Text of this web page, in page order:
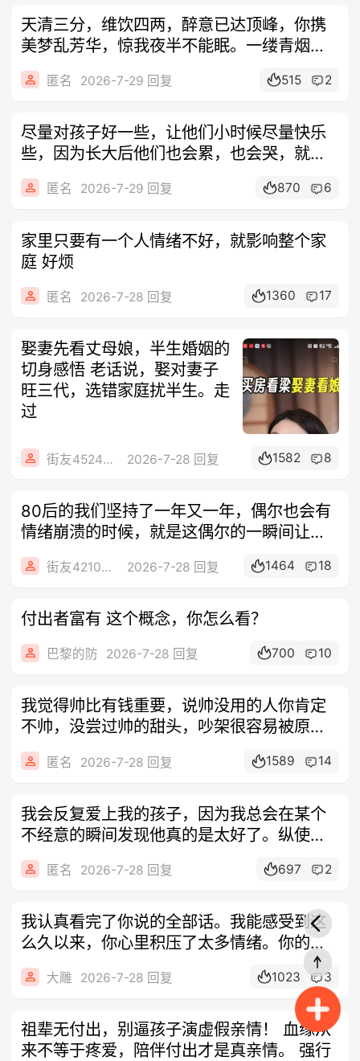
天清三分，维饮四两，醉意已达顶峰，你携
美梦乱芳华，惊我夜半不能眠。一缕青烟绕
世间
匿名 2026-7-29 回复 515 2
尽量对孩子好一些，让他们小时候尽量快乐
些，因为长大后他们也会累，也会哭，就像
现在
匿名 2026-7-29 回复 870 6
家里只要有一个人情绪不好，就影响整个家
庭 好烦
匿名 2026-7-28 回复 1360 17
娶妻先看丈母娘，半生婚姻的
切身感悟 老话说，娶对妻子
旺三代，选错家庭扰半生。走
过
街友45241742 2026-7-28 回复 1582 8
80后的我们坚持了一年又一年，偶尔也会有
情绪崩溃的时候，就是这偶尔的一瞬间让我
产
街友42102228 2026-7-28 回复 1464 18
付出者富有 这个概念，你怎么看？
巴黎的防 2026-7-28 回复 700 10
我觉得帅比有钱重要，说帅没用的人你肯定
不帅，没尝过帅的甜头，吵架很容易被原
谅，女
匿名 2026-7-28 回复 1589 14
我会反复爱上我的孩子，因为我总会在某个
不经意的瞬间发现他真的是太好了。纵使他
偶尔
匿名 2026-7-28 回复 697 2
我认真看完了你说的全部话。我能感受到这
么久以来，你心里积压了太多情绪。你的好
我知
大雕 2026-7-28 回复 1023 3
祖辈无付出，别逼孩子演虚假亲情！ 血缘从
来不等于疼爱，陪伴付出才是真亲情。 强行